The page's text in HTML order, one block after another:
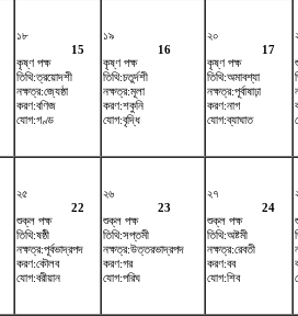
১৮
15
কৃষ্ণ পক্ষ
তিথি:ত্রয়োদশী
নক্ষত্র:জ্যেষ্ঠা
করণ:বণিজ
যোগ:গণ্ড
১৯
16
কৃষ্ণ পক্ষ
তিথি:চতুর্দশী
নক্ষত্র:মূলা
করণ:শকুনি
যোগ:বৃদ্ধি
২০
17
কৃষ্ণ পক্ষ
তিথি:অমাবশ্যা
নক্ষত্র:পূর্বাষাঢ়া
করণ:নাগ
যোগ:ব্যাঘাত
২৫
22
শুক্ল পক্ষ
তিথি:ষষ্ঠী
নক্ষত্র:পূর্বভাদ্রপদ
করণ:কৌলব
যোগ:বরীয়ান
২৬
23
শুক্ল পক্ষ
তিথি:সপ্তমী
নক্ষত্র:উত্তরভাদ্রপদ
করণ:গর
যোগ:পরিঘ
২৭
24
শুক্ল পক্ষ
তিথি:অষ্টমী
নক্ষত্র:রেবতী
করণ:বব
যোগ:শিব